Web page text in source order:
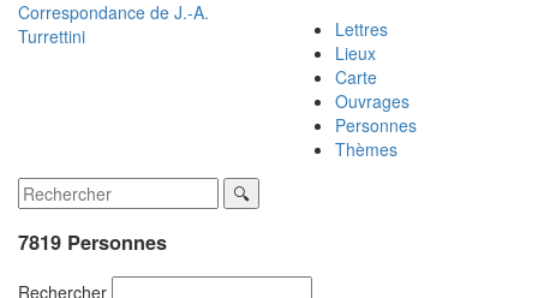
Correspondance de J.-A.
Turrettini
Lettres
Lieux
Carte
Ouvrages
Personnes
Thèmes
7819 Personnes
Rechercher